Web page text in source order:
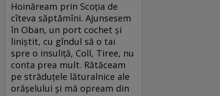
Hoinăream prin Scoția de
cîteva săptămîni. Ajunsesem
în Oban, un port cochet și
liniștit, cu gîndul să o tai
spre o insuliță, Coll, Tiree, nu
conta prea mult. Rătăceam
pe străduțele lăturalnice ale
orășelului și mă opream din